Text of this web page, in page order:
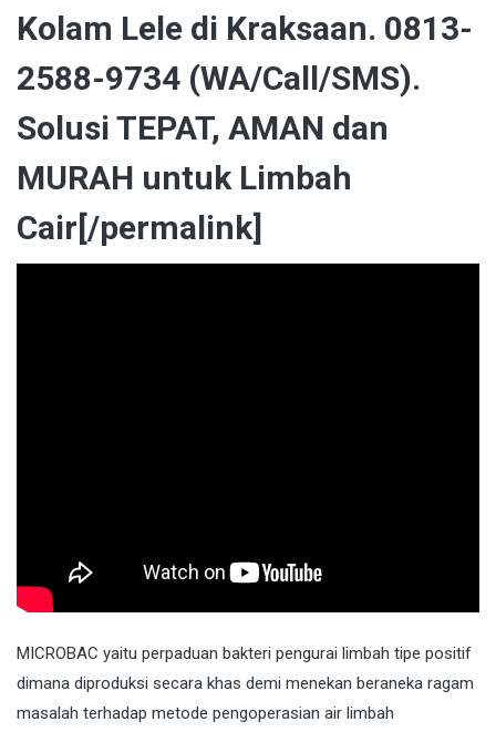
Kolam Lele di Kraksaan. 0813-
2588-9734 (WA/Call/SMS).
Solusi TEPAT, AMAN dan
MURAH untuk Limbah
Cair[/permalink]
MICROBAC yaitu perpaduan bakteri pengurai limbah tipe positif
dimana diproduksi secara khas demi menekan beraneka ragam
masalah terhadap metode pengoperasian air limbah